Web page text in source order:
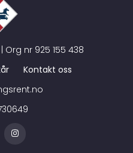
| Org nr 925 155 438
Kontakt oss